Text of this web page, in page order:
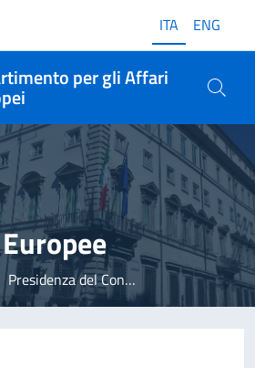
ITA ENG
per gli Affari
Presidenza del Consiglio dell'Unione Europea